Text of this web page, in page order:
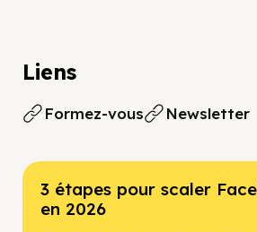
Liens
Formez-vous Newsletter
3 étapes pour scaler
en 2026